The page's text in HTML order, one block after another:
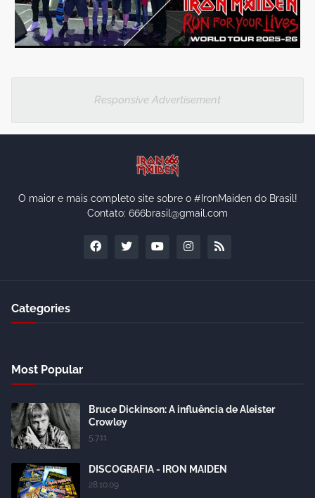
Responsive Advertisement
O maior e mais completo site sobre o #IronMaiden do Brasil!
Contato: 666brasil@gmail.com
Categories
Most Popular
Bruce Dickinson: A influência de Aleister
Crowley
5.7.11
DISCOGRAFIA - IRON MAIDEN
28.10.09